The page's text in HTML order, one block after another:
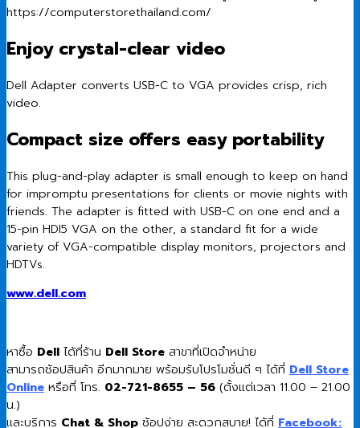
Enjoy crystal-clear video
Dell Adapter converts USB-C to VGA provides crisp, rich
video.
Compact size offers easy portability
This plug-and-play adapter is small enough to keep on hand
for impromptu presentations for clients or movie nights with
friends. The adapter is fitted with USB-C on one end and a
15-pin HDI5 VGA on the other, a standard fit for a wide
variety of VGA-compatible display monitors, projectors and
HDTVs.
www.dell.com
หาซื้อ Dell ได้ที่ร้าน Dell Store สาขาที่เปิดจำหน่าย
สามารถช้อปสินค้า อีกมากมาย พร้อมรับโปรโมชั่นดี ๆ ได้ที่ Dell Store
Online หรือที่ โทร. 02-721-8655 – 56 (ตั้งแต่เวลา 11.00 – 21.00
น.)
และบริการ Chat & Shop ช้อปง่าย สะดวกสบาย! ได้ที่ Facebook: